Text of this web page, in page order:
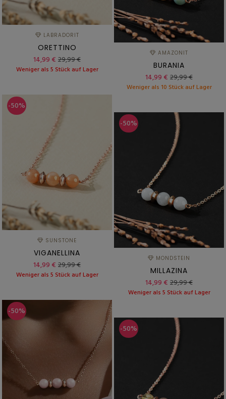
LABRADORIT
ORETTINO
14,99 € 29,99 €
Weniger als 5 Stück auf Lager
AMAZONIT
BURANIA
14,99 € 29,99 €
Weniger als 10 Stück auf Lager
-50%
SUNSTONE
VIGANELLINA
14,99 € 29,99 €
Weniger als 5 Stück auf Lager
-50%
MONDSTEIN
MILLAZINA
14,99 € 29,99 €
Weniger als 5 Stück auf Lager
-50%
-50%